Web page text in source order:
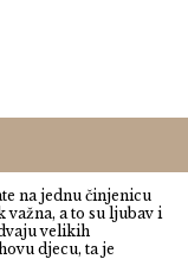
na jednu činjenicu
a to su ljubav i
velikih
djecu, ta je